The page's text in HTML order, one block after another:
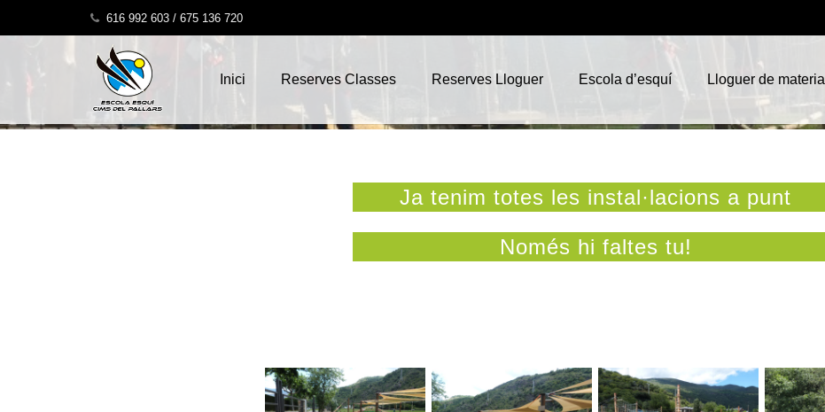
616 992 603 / 675 136 720
Inici Reserves Classes Reserves Lloguer Escola d’esquí Lloguer de material
Ja tenim totes les instal·lacions a punt
Només hi faltes tu!